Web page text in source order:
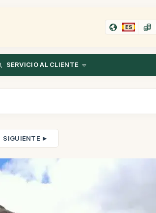
ES
SERVICIO AL CLIENTE
SIGUIENTE ►